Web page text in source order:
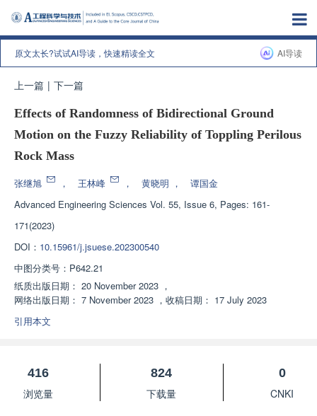
原文太长?试试AI导读，快速精读全文 AI导读
上一篇 | 下一篇
Effects of Randomness of Bidirectional Ground
Motion on the Fuzzy Reliability of Toppling Perilous
Rock Mass
张继旭 ， 王林峰 ， 黄晓明 ，
谭国金
Advanced Engineering Sciences Vol. 55, Issue 6, Pages: 161-
171(2023)
DOI： 10.15961/j.jsuese.202300540
中图分类号： P642.21
纸质出版日期： 20 November 2023 ，
网络出版日期： 7 November 2023 ， 收稿日期： 17 July 2023
引用本文
416
浏览量
824
下载量
0
CNKI